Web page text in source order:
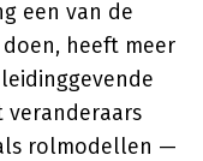
een van de
heeft meer
veranderaars
rolmodellen —